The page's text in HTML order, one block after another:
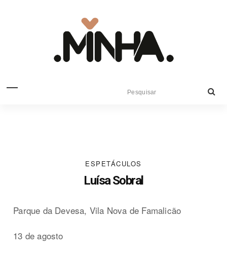
ESPETÁCULOS
Luísa Sobral
Parque da Devesa, Vila Nova de Famalicão
13 de agosto